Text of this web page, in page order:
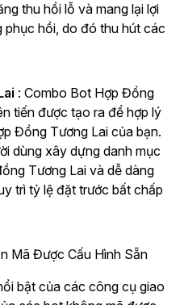
thu hồi lỗ và mang lại lợi
phục hồi, do đó thu hút các
: Combo Bot Hợp Đồng
tiến được tạo ra để hợp lý
Đồng Tương Lai của bạn.
dùng xây dựng danh mục
Tương Lai và dễ dàng
trì tỷ lệ đặt trước bất chấp
Mã Được Cấu Hình Sẵn
bật của các công cụ giao